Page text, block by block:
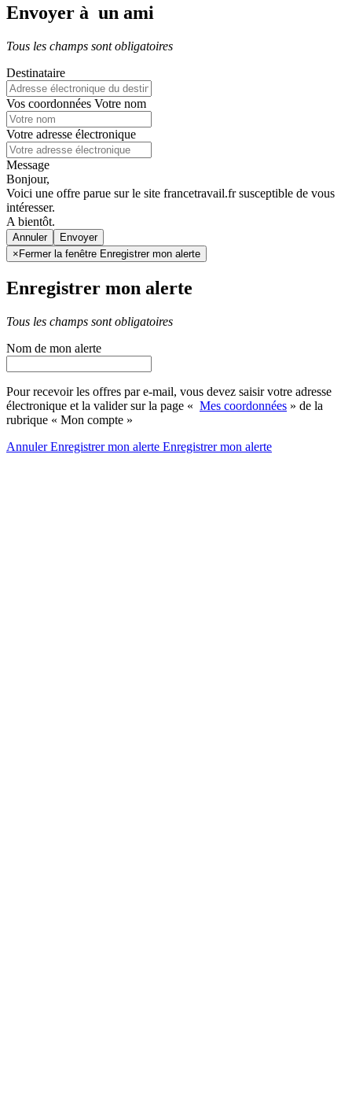
Envoyer à un ami
Tous les champs sont obligatoires
Destinataire
Vos coordonnées Votre nom
Votre adresse électronique
Message
Bonjour,
Voici une offre parue sur le site francetravail.fr susceptible de vous
intéresser.
A bientôt.
Annuler
× Fermer la fenêtre Enregistrer mon alerte
Enregistrer mon alerte
Tous les champs sont obligatoires
Nom de mon alerte
Pour recevoir les offres par e-mail, vous devez saisir votre adresse
électronique et la valider sur la page « Mes coordonnées » de la
rubrique « Mon compte »
AnnulerEnregistrer mon alerte Enregistrermon alerte